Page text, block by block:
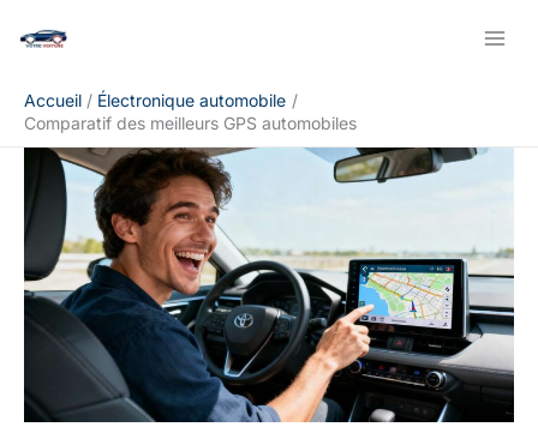
Accueil
Électronique automobile
Comparatif des meilleurs GPS automobiles